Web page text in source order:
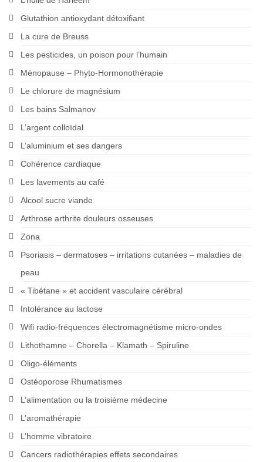
Glutathion antioxydant détoxifiant
La cure de Breuss
Les pesticides, un poison pour l’humain
Ménopause – Phyto-Hormonothérapie
Le chlorure de magnésium
Les bains Salmanov
L’argent colloïdal
L’aluminium et ses dangers
Cohérence cardiaque
Les lavements au café
Alcool sucre viande
Arthrose arthrite douleurs osseuses
Zona
Psoriasis – dermatoses – irritations cutanées – maladies de
peau
« Tibétane » et accident vasculaire cérébral
Intolérance au lactose
Wifi radio-fréquences électromagnétisme micro-ondes
Lithothamne – Chorella – Klamath – Spiruline
Oligo-éléments
Ostéoporose Rhumatismes
L’alimentation ou la troisième médecine
L’aromathérapie
L’homme vibratoire
Cancers radiothérapies effets secondaires